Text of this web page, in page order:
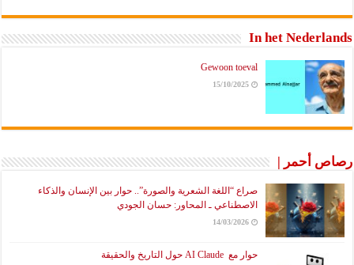
In het Nederlands
Gewoon toeval
15/10/2025
رصاص أحمر |
صراع “اللغة الشعرية والصورة”.. حوار بين الإنسان والذكاء
الاصطناعي ـ المحاور: حسان الجودي
14/03/2026
حوار مع AI Claude حول التاريخ والحقيقة